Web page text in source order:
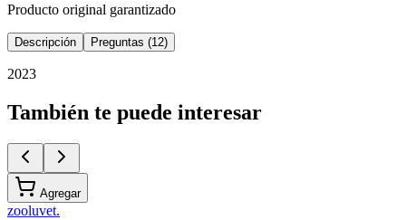
Producto original garantizado
Descripción Preguntas (12)
2023
También te puede interesar
Agregar
zooluvet.